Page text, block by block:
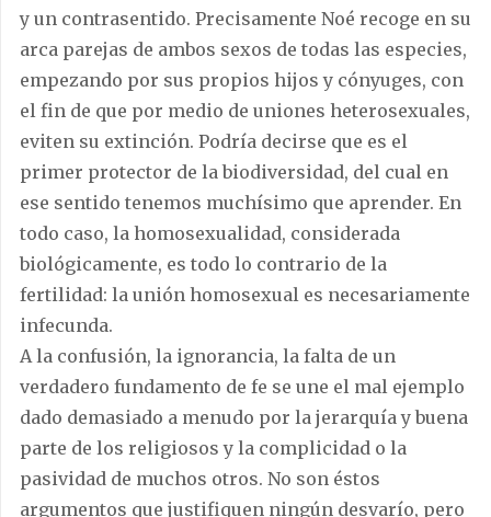
y un contrasentido. Precisamente Noé recoge en su
arca parejas de ambos sexos de todas las especies,
empezando por sus propios hijos y cónyuges, con
el fin de que por medio de uniones heterosexuales,
eviten su extinción. Podría decirse que es el
primer protector de la biodiversidad, del cual en
ese sentido tenemos muchísimo que aprender. En
todo caso, la homosexualidad, considerada
biológicamente, es todo lo contrario de la
fertilidad: la unión homosexual es necesariamente
infecunda.
A la confusión, la ignorancia, la falta de un
verdadero fundamento de fe se une el mal ejemplo
dado demasiado a menudo por la jerarquía y buena
parte de los religiosos y la complicidad o la
pasividad de muchos otros. No son éstos
argumentos que justifiquen ningún desvarío, pero